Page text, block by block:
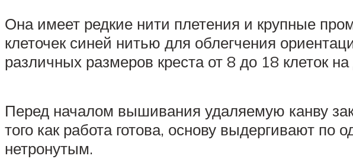
Она имеет редкие нити плетения и крупные
клеточек синей нитью для облегчения
различных размеров креста от 8 до 18 клеток
Перед началом вышивания удаляемую канву
того как работа готова, основу выдергивают
нетронутым.